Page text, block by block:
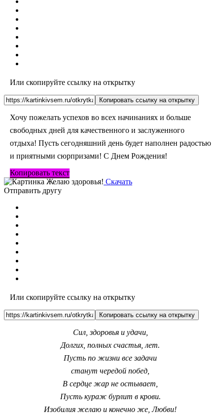
Или скопируйте ссылку на открытку
Копировать ссылку на открытку
Хочу пожелать успехов во всех начинаниях и больше
свободных дней для качественного и заслуженного
отдыха! Пусть сегодняшний день будет наполнен радостью
и приятными сюрпризами! С Днем Рождения!
Копировать текст
Скачать
Отправить другу
Или скопируйте ссылку на открытку
Копировать ссылку на открытку
Сил, здоровья и удачи,
Долгих, полных счастья, лет.
Пусть по жизни все задачи
станут чередой побед,
В сердце жар не остывает,
Пусть кураж бурлит в крови.
Изобилия желаю и конечно же, Любви!